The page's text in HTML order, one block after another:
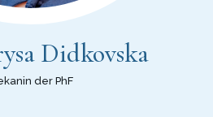
Didkovska
der PhF